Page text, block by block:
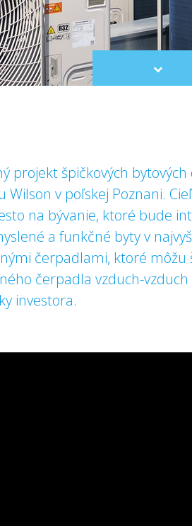
Scroll
to
projekt špičkových
Wilson v poľskej Poznani.
na bývanie, ktoré bude
a funkčné byty v
čerpadlami, ktoré
čerpadla vzduch-
investora.